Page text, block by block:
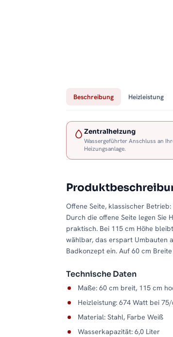
Beschreibung Heizleistung
Zentralheizung
Wassergeführter Anschluss an
Heizungsanlage.
Offene Seite, klassischer
Durch die offene Seite legen Sie
praktisch. Bei 115 cm Höhe
wählbar, das erspart Umbauten
Badkonzept ein. Auf 60 cm
Technische Daten
Maße: 60 cm breit, 115 cm
Heizleistung: 674 Watt bei
Material: Stahl, Farbe Weiß
Wasserkapazität: 6,0 Liter